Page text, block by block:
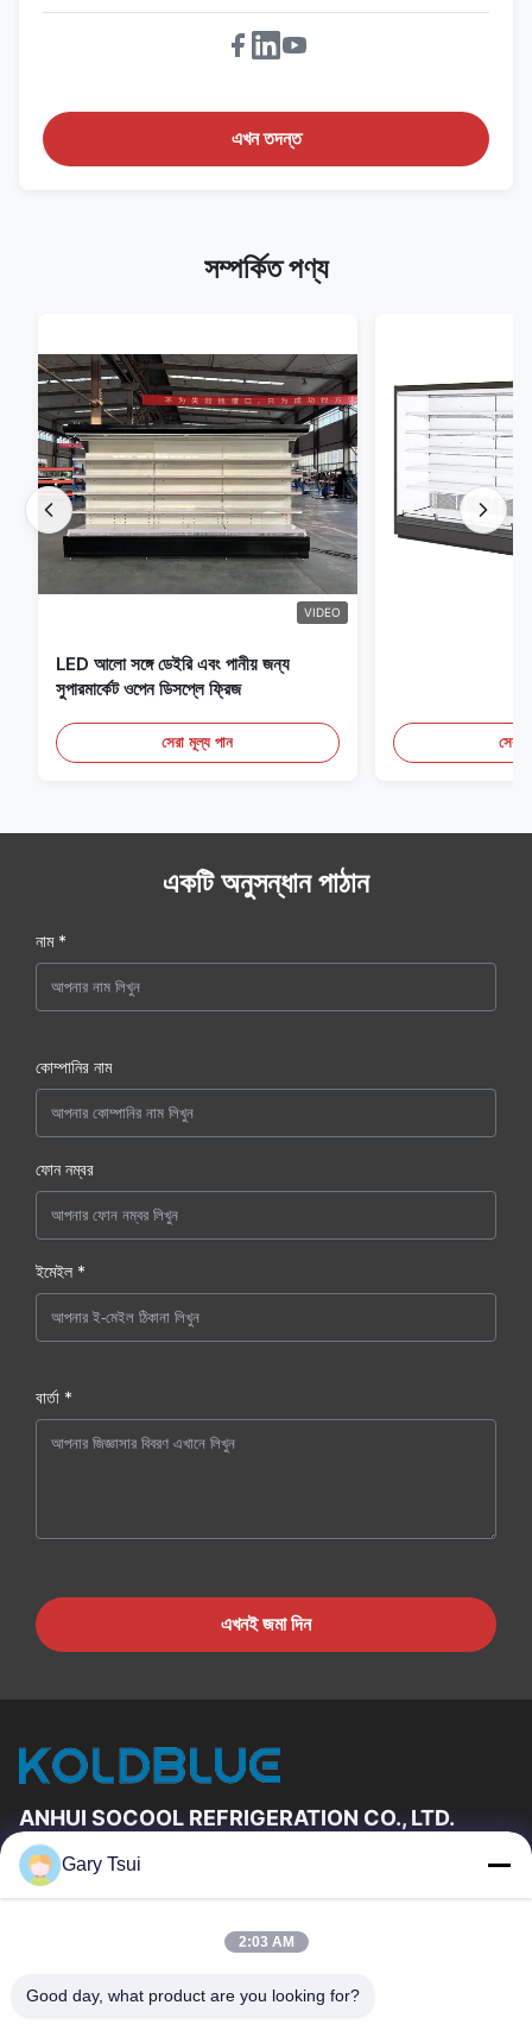
এখন তদন্ত
সম্পর্কিত পণ্য
VIDEO
LED আলো সঙ্গে ডেইরি এবং পানীয় জন্য
সুপারমার্কেট ওপেন ডিসপ্লে ফ্রিজ
সেরা মূল্য পান সেরা
একটি অনুসন্ধান পাঠান
নাম *
কোম্পানির নাম
ফোন নম্বর
ইমেইল *
বার্তা *
এখনই জমা দিন
ANHUI SOCOOL REFRIGERATION CO., LTD.
দ্রুত লিঙ্ক
আমাদের সম্পর্কে
কারখানা ভ্রমণ
মান নিয়ন্ত্রণ
Gary Tsui
2:03 AM
Good day, what product are you looking for?